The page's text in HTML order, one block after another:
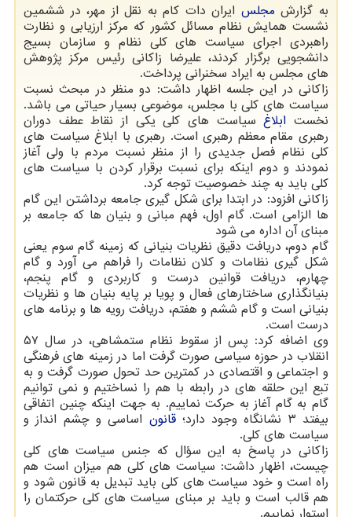
به گزارش مجلس ایران دات کام به نقل از مهر، در ششمین
نشست همایش نظام مسائل کشور که مرکز ارزیابی و نظارت
راهبردی اجرای سیاست های کلی نظام و سازمان بسیج
دانشجویی برگزار کردند، علیرضا زاکانی رئیس مرکز پژوهش
های مجلس به ایراد سخنرانی پرداخت.
زاکانی در این جلسه اظهار داشت: دو منظر در مبحث نسبت
سیاست های کلی با مجلس، موضوعی بسیار حیاتی می باشد.
نخست ابلاغسیاست های کلی یکی از نقاط عطف دوران
رهبری مقام معظم رهبری است. رهبری با ابلاغ سیاست های
کلی نظام فصل جدیدی را از منظر نسبت مردم با ولی آغاز
نمودند و دوم اینکه برای نسبت برقرار کردن با سیاست های
کلی باید به چند خصوصیت توجه کرد.
زاکانی افزود: در ابتدا برای شکل گیری جامعه برداشتن این گام
ها الزامی است. گام اول، فهم مبانی و بنیان ها که جامعه بر
مبنای آن اداره می شود
گام دوم، دریافت دقیق نظریات بنیانی که زمینه گام سوم یعنی
شکل گیری نظامات و کلان نظامات را فراهم می آورد و گام
چهارم، دریافت قوانین درست و کاربردی و گام پنجم،
بنیانگذاری ساختارهای فعال و پویا بر پایه بنیان ها و نظریات
بنیانی است و گام ششم و هفتم، دریافت رویه ها و برنامه های
درست است.
وی اضافه کرد: پس از سقوط نظام ستمشاهی، در سال ۵۷
انقلاب در حوزه سیاسی صورت گرفت اما در زمینه های فرهنگی
و اجتماعی و اقتصادی در کمترین حد تحول صورت گرفت و به
تبع این حلقه های در رابطه با هم را نساختیم و نمی توانیم
گام به گام آغاز به حرکت نماییم. به جهت اینکه چنین اتفاقی
بیفتد ۳ نشانگاه وجود دارد؛
قانون اساسی و چشم انداز و
سیاست های کلی.
زاکانی در پاسخ به این سؤال که جنس سیاست های کلی
چیست، اظهار داشت: سیاست های کلی هم میزان است هم
راه است و خود سیاست های کلی باید تبدیل به قانون شود و
هم قالب است و باید بر مبنای سیاست های کلی حرکتمان را